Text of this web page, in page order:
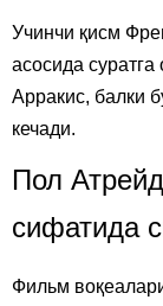
Учинчи қисм
асосида
Арракис, балки
кечади.
Пол
сифатида
Фильм